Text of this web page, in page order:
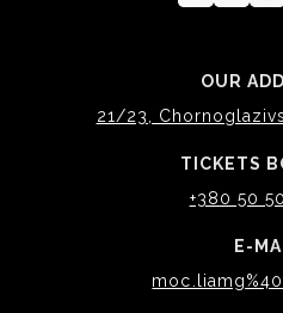
OUR
21/23,
TICKETS
+380 50
E-